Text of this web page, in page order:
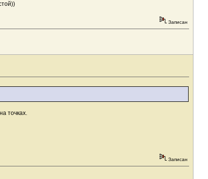
Записан
точках.
Записан